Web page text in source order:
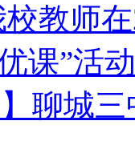
教师
课”活
】聊城